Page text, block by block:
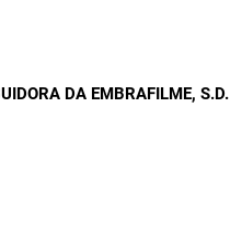
DA EMBRAFILME, S.D.